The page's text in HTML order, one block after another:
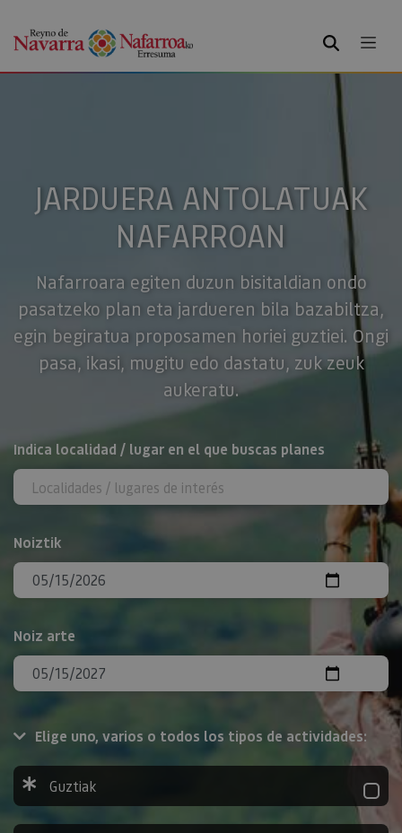
BILATU
JARDUERA ANTOLATUAK
NAFARROAN
Nafarroara egiten duzun bisitaldian ondo
pasatzeko plan eta jardueren bila bazabiltza,
egin begiratua proposamen horiei guztiei. Ongi
pasa, ikasi, mugitu edo dastatu, zuk zeuk
aukeratu.
BILATU
Indica localidad / lugar en el que buscas planes
Noiztik
Noiz arte
Elige uno, varios o todos los tipos de actividades:
Guztiak